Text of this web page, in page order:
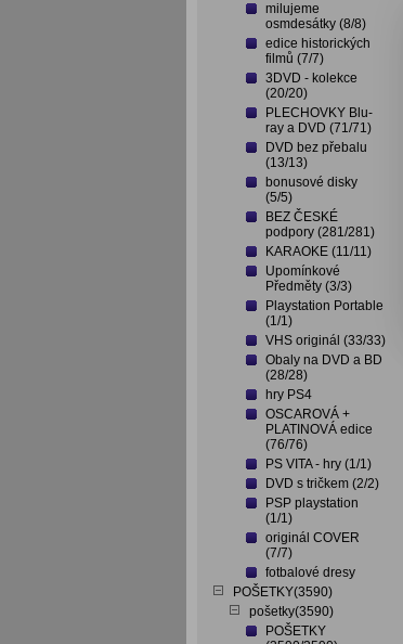
milujeme
osmdesátky (8/8)
edice historických
filmů (7/7)
3DVD - kolekce
(20/20)
PLECHOVKY Blu-
ray a DVD (71/71)
DVD bez přebalu
(13/13)
bonusové disky
(5/5)
BEZ ČESKÉ
podpory (281/281)
KARAOKE (11/11)
Upomínkové
Předměty (3/3)
Playstation Portable
(1/1)
VHS originál (33/33)
Obaly na DVD a BD
(28/28)
hry PS4
OSCAROVÁ +
PLATINOVÁ edice
(76/76)
PS VITA - hry (1/1)
DVD s tričkem (2/2)
PSP playstation
(1/1)
originál COVER
(7/7)
fotbalové dresy
POŠETKY(3590)
pošetky(3590)
POŠETKY